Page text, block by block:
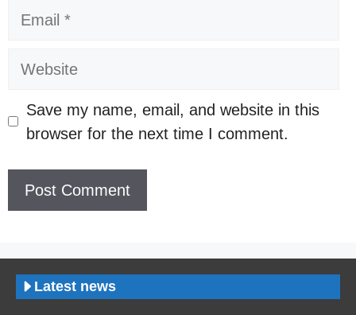
Email
Website
Save my name, email, and website in this
browser for the next time I comment.
Latest news